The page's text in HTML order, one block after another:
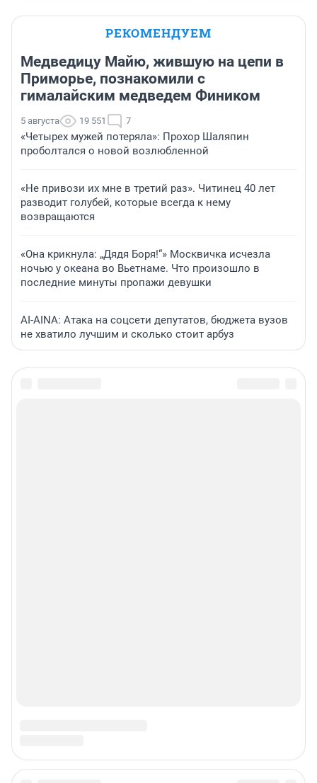
РЕКОМЕНДУЕМ
Медведицу Майю, жившую на цепи в
Приморье, познакомили с
гималайским медведем Фиником
5 августа 19 551 7
«Четырех мужей потеряла»: Прохор Шаляпин
проболтался о новой возлюбленной
«Не привози их мне в третий раз». Читинец 40 лет
разводит голубей, которые всегда к нему
возвращаются
«Она крикнула: „Дядя Боря!“» Москвичка исчезла
ночью у океана во Вьетнаме. Что произошло в
последние минуты пропажи девушки
AI-AINA: Атака на соцсети депутатов, бюджета вузов
не хватило лучшим и сколько стоит арбуз